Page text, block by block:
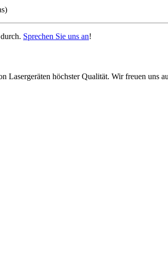
Sprechen Sie uns an!
höchster Qualität. Wir freuen uns